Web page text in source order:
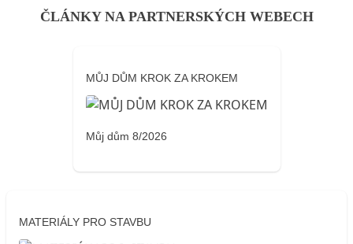
ČLÁNKY NA PARTNERSKÝCH WEBECH
MŮJ DŮM KROK ZA KROKEM
Můj dům 8/2026
MATERIÁLY PRO STAVBU